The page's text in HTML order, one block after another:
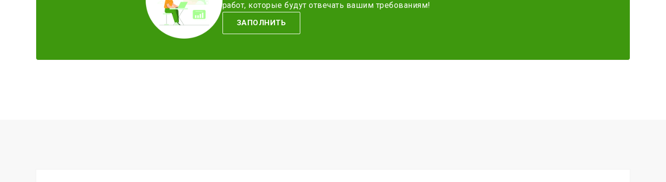
работ, которые будут отвечать вашим требованиям!
ЗАПОЛНИТЬ